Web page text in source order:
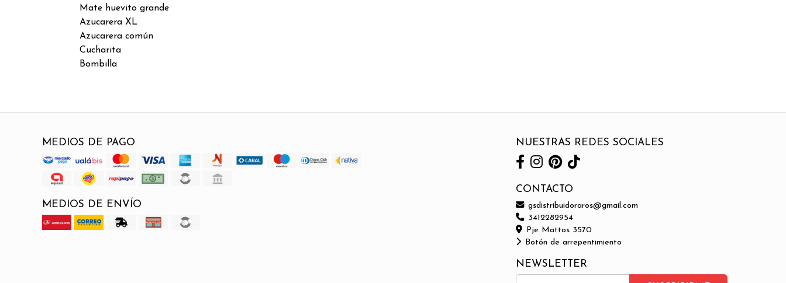
Mate huevito grande
Azucarera XL
Azucarera común
Cucharita
Bombilla
MEDIOS DE PAGO
MEDIOS DE ENVÍO
NUESTRAS REDES SOCIALES
CONTACTO
gsdistribuidoraros@gmail.com
3412282954
Pje Mattos 3570
Botón de arrepentimiento
NEWSLETTER